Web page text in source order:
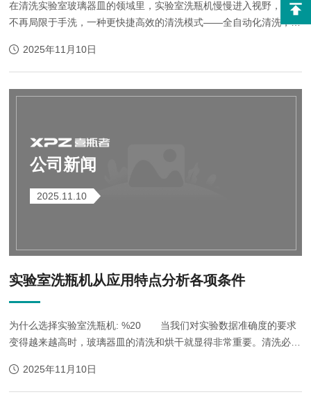
在清洗实验室玻璃器皿的领域里，实验室洗瓶机慢慢进入视野，人们
不再局限于手洗，一种更快捷高效的清洗模式——全自动化清洗，逐
面我就从几个方面来进行阐述。%201...
2025年11月10日
公司新闻
2025.11.10
实验室洗瓶机从应用特点分析各项条件
为什么选择实验室洗瓶机: %20 当我们对实验数据准确度的要求
变得越来越高时，玻璃器皿的清洗和烘干就显得非常重要。清洗必须
仅可以使科研人员从劳动...
2025年11月10日